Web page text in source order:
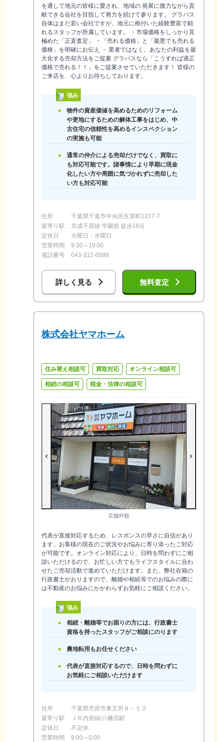
を通して地元の皆様に愛され、地域の 発展に微力ながら貢
献できる会社を目指して努力を続けて参ります。 グラバス
自体はまだ若い会社ですが、地元に根付いた経験豊富で頼
れるスタッフが所属しています。 ・市場価格をしっかり見
極めた「正直査定」 ・「売れる価格」と「最悪でも売れる
価格」を明確にお伝え ・ 業者ではなく、あなたの利益を最
大化する売却方法をご提案 グラバスなら「こうすれば適正
価格で売れる！！」をご提案させていただきます！ 皆様の
ご来店を、心よりお待ちしております。
強み
物件の資産価値を高めるためのリフォーム
や更地にするための解体工事をはじめ、中
古住宅の信頼性を高めるインスペクション
の実施も可能
通常の仲介による売却だけでなく、買取に
も対応可能です。諸事情により早期に現金
化したい方や周囲に気づかれずに売却した
い方も対応可能
住所
千葉県千葉市中央区生実町1217-7
最寄り駅
京成千原線 学園前 徒歩16分
定休日
火曜日・水曜日
営業時間
9:30～19:00
電話番号
043-312-0088
詳しく見る 無料査定
株式会社ヤマホーム
住み替え相談可 買取対応 オンライン相談可
相続の相談可 税金・法律の相談可
店舗外観
代表が直接対応するため、レスポンスの早さに自信があり
ます。お客様の現在のご状況やお悩みに寄り添ったご対応
が可能です。オンライン対応により、日時を問わずにご相
談いただけるので、お忙しい方でもライフスタイルに合わ
せたご売却活動で進めていただけます。また、弊社在籍の
行政書士がおりますので、離婚や相続等でのお悩みの際に
は不動産のお悩みにかかわらずお気軽にご相談ください。
強み
相続・離婚等でお困りの方には、行政書士
資格を持ったスタッフがご相談にのります
農地転用もお任せください
代表が直接対応するので、日時を問わずに
お気軽にご相談いただけます
住所
千葉県市原市東五所８－１２
最寄り駅
ＪＲ内房線/八幡宿駅
定休日
不定休
営業時間
9:00～0:00